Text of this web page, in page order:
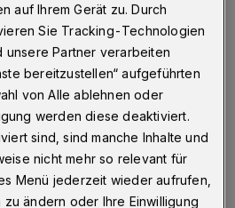
seiner „Schätzchen“.
los mit dem Vorwort, in
im Herbst scheidende
Bettina Wagner-
auf Ihrem Gerät zu. Durch
Sie Tracking-Technologien
unsere Partner verarbeiten
bereitzustellen“ aufgeführten
von Alle ablehnen oder
werden diese deaktiviert.
sind, sind manche Inhalte und
nicht mehr so relevant für
Menü jederzeit wieder aufrufen,
zu ändern oder Ihre Einwilligung